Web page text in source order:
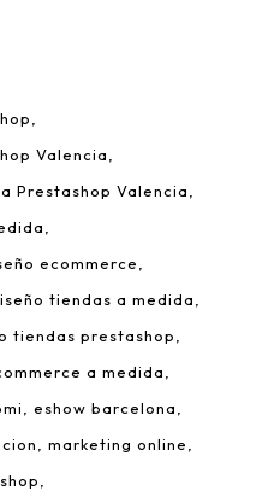
Valencia
Prestashop Valencia
ecommerce
tiendas a medida
tiendas prestashop
a medida
eshow barcelona
marketing online